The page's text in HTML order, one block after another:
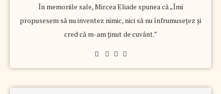
În memoriile sale, Mircea Eliade spunea că „Îmi
propusesem să nu inventez nimic, nici să nu înfrumusețez și
cred că m-am ținut de cuvânt.”